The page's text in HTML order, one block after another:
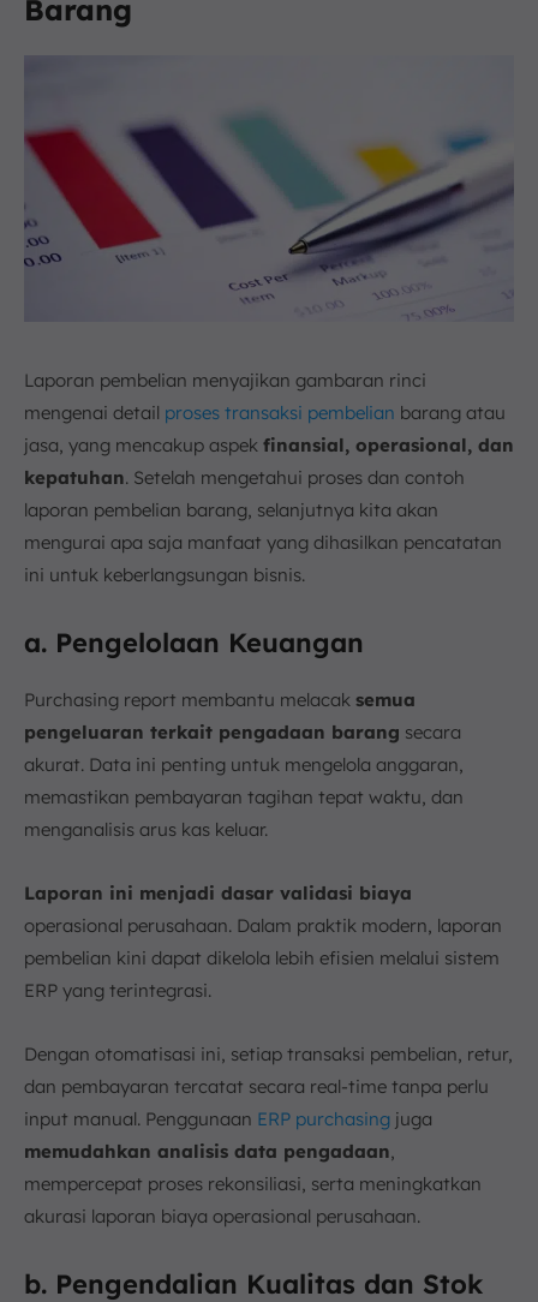
Barang
Laporan pembelian menyajikan gambaran rinci
mengenai detail proses transaksi pembelian barang atau
jasa, yang mencakup aspek finansial, operasional, dan
kepatuhan. Setelah mengetahui proses dan contoh
laporan pembelian barang, selanjutnya kita akan
mengurai apa saja manfaat yang dihasilkan pencatatan
ini untuk keberlangsungan bisnis.
a. Pengelolaan Keuangan
Purchasing report membantu melacak semua
pengeluaran terkait pengadaan barang secara
akurat. Data ini penting untuk mengelola anggaran,
memastikan pembayaran tagihan tepat waktu, dan
menganalisis arus kas keluar.
Laporan ini menjadi dasar validasi biaya
operasional perusahaan. Dalam praktik modern, laporan
pembelian kini dapat dikelola lebih efisien melalui sistem
ERP yang terintegrasi.
Dengan otomatisasi ini, setiap transaksi pembelian, retur,
dan pembayaran tercatat secara real-time tanpa perlu
input manual. Penggunaan ERP purchasing juga
memudahkan analisis data pengadaan
mempercepat proses rekonsiliasi, serta meningkatkan
akurasi laporan biaya operasional perusahaan.
b. Pengendalian Kualitas dan Stok